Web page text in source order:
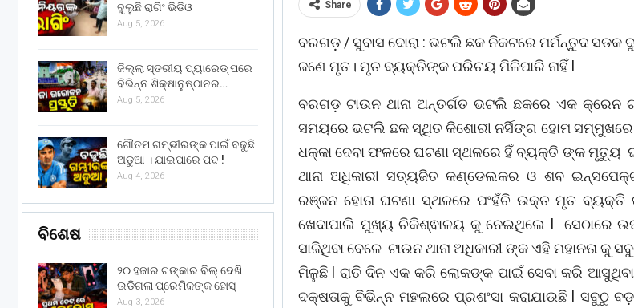
Share
ବରଗଡ଼ / ସୁବାସ ଦୋରା : ଭଟଲି ଛକ ନିକଟରେ ମର୍ମନ୍ତୁଦ ସଡକ
ଜଣେ ମୃତ। ମୃତ ବ୍ୟକ୍ତିଙ୍କ ପରିଚୟ ମିଳିପାରି ନାହିଁ l
ବରଗଡ଼ ଟାଉନ ଥାନା ଅନ୍ତର୍ଗତ ଭଟଲି ଛକରେ ଏକ କ୍ରେନ
ସମୟରେ ଭଟଲି ଛକ ସ୍ଥିତ କିଶୋରୀ ନର୍ସିଙ୍ଗ ହୋମ
ଧକ୍କା ଦେବା ଫଳରେ ଘଟଣା ସ୍ଥଳରେ ହିଁ ବ୍ୟକ୍ତି ଙ୍କ ମୃତ୍ୟୁ
ଥାନା ଅଧିକାରୀ ସତ୍ୟଜିତ କଣ୍ଡେଲକର ଓ ଶବ
ରଞ୍ଜନ ହୋତା ଘଟଣା ସ୍ଥଳରେ ପଂହଁଚି ଉକ୍ତ ମୃତ ବ୍ୟକ୍ତି
ଖେଦାପାଲି ମୁଖ୍ୟ ଚିକିଶ୍ଵାଳୟ କୁ ନେଇଥିଲେ l ସେଠାରେ
ସାଜିଥିବା ବେଳେ ଟାଉନ ଥାନା ଅଧିକାରୀ ଙ୍କ ଏହି ମହାନତା କୁ
ମିଳୁଛି l ରାତି ଦିନ ଏକ କରି ଲୋକଙ୍କ ପାଇଁ ସେବା କରି ଆସୁଥିବା
ଦକ୍ଷତାକୁ ବିଭିନ୍ନ ମହଲରେ ପ୍ରଶଂସା କରାଯାଉଛି l ସବୁଠୁ
ବୁଲୁଛି ରାଗିଂ ଭିଡିଓ
Aug 5, 2026
ଜିଲ୍ଲା ସ୍ତରୀୟ ପ୍ୟାରେଡ୍ ପରେ
ବିଭିନ୍ନ ଶିକ୍ଷାନୁଷ୍ଠାନର…
Aug 5, 2026
ଗୌତମ ଗମ୍ଭୀରଙ୍କ ପାଇଁ ବଢୁଛି
ଅଡୁଆ । ଯାଇପାରେ ପଦ !
Aug 4, 2026
ବିଶେଷ
୨୦ ହଜାର ଟଙ୍କାର ବିଲ୍ ଦେଖି
ଉଡିଗଲା ପ୍ରେମିକଙ୍କ ହୋସ୍
Aug 3, 2026